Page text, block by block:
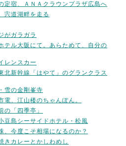
宿、ＡＮＡクラウンプラザ広島へ
宍道湖畔を走る
がガラガラ
テル大阪にて。あらためて、自分の
レンスカー
北新幹線「はやて」のグランクラス
雪の金剛峯寺
、江山楼のちゃんぽん。
の「四季亭」
島シーサイドホテル・松風
、今度こそ相場になるのか？
きカレーとかしわめし